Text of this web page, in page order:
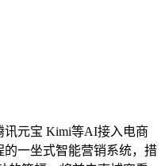
讯元宝 Kimi等AI接入电商
的一坐式智能营销系统，措